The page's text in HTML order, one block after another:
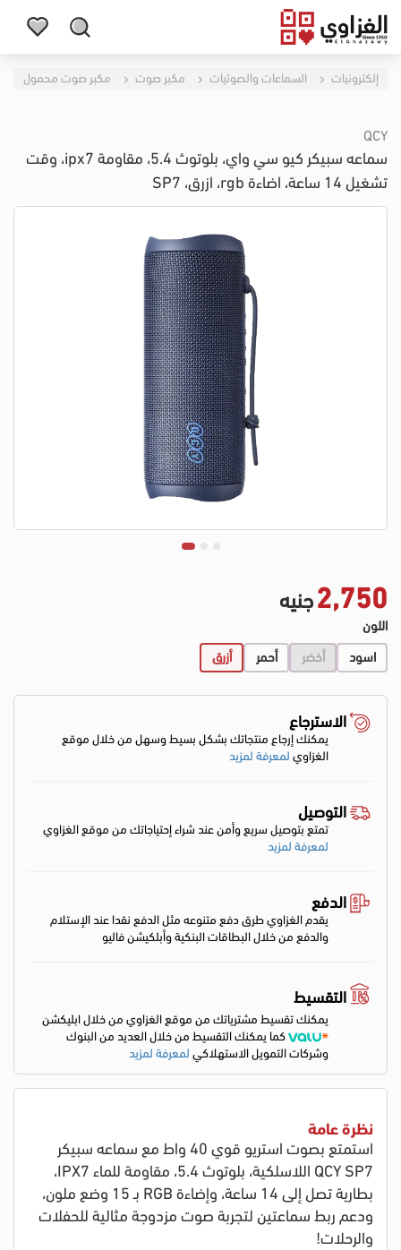
إلكترونيات السماعات والصوتيات مكبر صوت مكبر صوت محمول
QCY
سماعه سبيكر كيو سي واي، بلوتوث 5.4، مقاومة ipx7، وقت
تشغيل 14 ساعة، اضاءة rgb، ازرق، SP7
2,750جنيه
اللون
اسود
أخضر أحمر أزرق
الاسترجاع
يمكنك إرجاع منتجاتك بشكل بسيط وسهل من خلال موقع
الغزاويلمعرفة لمزيد
التوصيل
تمتع بتوصيل سريع وأمن عند شراء إحتياجاتك من موقع الغزاوي
لمعرفة لمزيد
الدفع
يقدم الغزاوي طرق دفع متنوعه مثل الدفع نقدا عند الإستلام
والدفع من خلال البطاقات البنكية وأبلكيشن فاليو
التقسيط
يمكنك تقسيط مشترياتك من موقع الغزاوي من خلال ابليكشن
كما يمكنك التقسيط من خلال العديد من البنوك
وشركات التمويل الاستهلاكيلمعرفة لمزيد
نظرة عامة
استمتع بصوت استريو قوي 40 واط مع سماعه سبيكر
QCY SP7 اللاسلكية، بلوتوث 5.4، مقاومة للماء IPX7،
بطارية تصل إلى 14 ساعة، وإضاءة RGB بـ 15 وضع ملون،
ودعم ربط سماعتين لتجربة صوت مزدوجة مثالية للحفلات
والرحلات!